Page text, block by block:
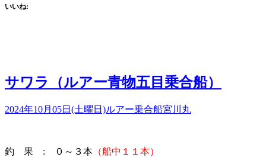
いいね:
サワラ（ルアー青物五目乗合船）
2024年10月05日(土曜日)ルアー乗合船宮川丸
釣 果 : ０～３本 （船中１１本）